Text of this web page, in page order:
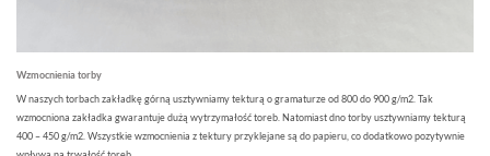
Wzmocnienia torby
W naszych torbach zakładkę górną usztywniamy tekturą o gramaturze od 800 do 900 g/m2. Tak
wzmocniona zakładka gwarantuje dużą wytrzymałość toreb. Natomiast dno torby usztywniamy tekturą
400 – 450 g/m2. Wszystkie wzmocnienia z tektury przyklejane są do papieru, co dodatkowo pozytywnie